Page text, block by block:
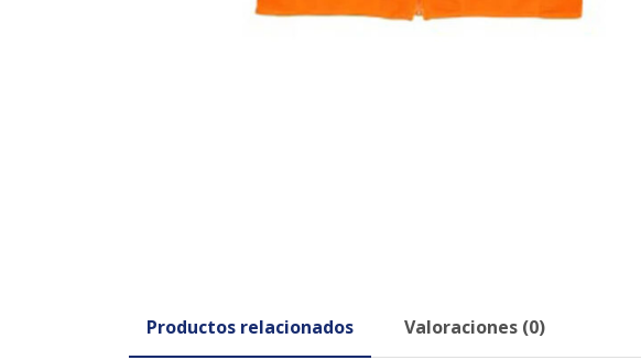
Productos relacionados Valoraciones (0)